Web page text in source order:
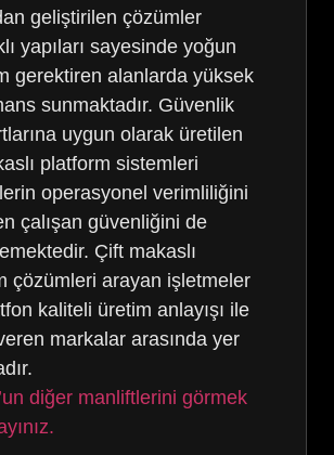
geliştirilen çözümler
yapıları sayesinde yoğun
gerektiren alanlarda yüksek
sunmaktadır. Güvenlik
uygun olarak üretilen
platform sistemleri
operasyonel verimliliğini
çalışan güvenliğini de
Çift makaslı
çözümleri arayan işletmeler
kaliteli üretim anlayışı ile
markalar arasında yer
diğer manliftlerini görmek